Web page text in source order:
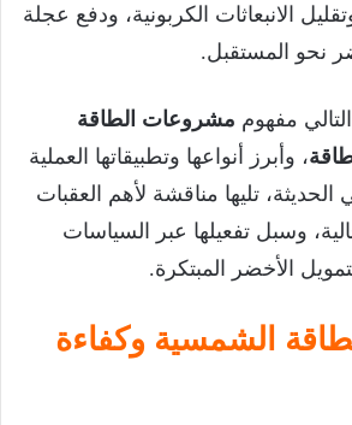
الانبعاثات الكربونية، ودفع عجلة
نحو المستقبل.
مفهوم مشروعات الطاقة
، وأبرز أنواعها وتطبيقاتها العملية
الحديثة، تليها مناقشة لأهم العقبات
وسبل تفعيلها عبر السياسات
الأخضر المبتكرة.
الشمسية وكفاءة